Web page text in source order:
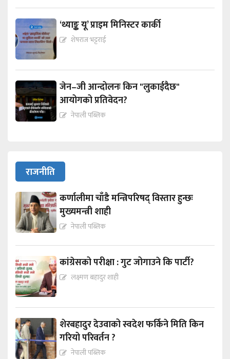
‘थ्याङ्क यू’ प्राइम मिनिस्टर कार्की
शेषराज भट्टराई
जेन–जी आन्दोलनः किन "लुकाईदैछ"
आयोगको प्रतिवेदन?
नेपाली पब्लिक
राजनीति
कर्णालीमा चाँडै मन्त्रिपरिषद् विस्तार हुन्छः
मुख्यमन्त्री शाही
नेपाली पब्लिक
कांग्रेसको परीक्षा : गुट जोगाउने कि पार्टी?
लक्ष्मण बहादुर शाही
शेरबहादुर देउवाको स्वदेश फर्किने मिति किन
गरियो परिवर्तन ?
नेपाली पब्लिक